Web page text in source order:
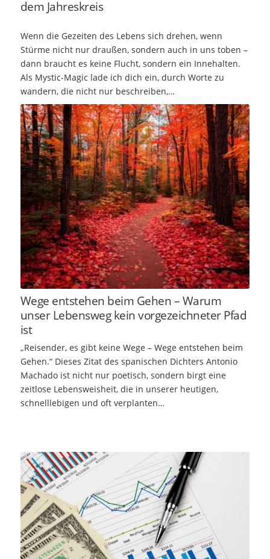
dem Jahreskreis
Wenn die Gezeiten des Lebens sich drehen, wenn
Stürme nicht nur draußen, sondern auch in uns toben –
dann braucht es keine Flucht, sondern ein Innehalten.
Als Mystic-Magic lade ich dich ein, durch Worte zu
wandern, die nicht nur beschreiben,…
Wege entstehen beim Gehen – Warum
unser Lebensweg kein vorgezeichneter Pfad
ist
„Reisender, es gibt keine Wege – Wege entstehen beim
Gehen.“ Dieses Zitat des spanischen Dichters Antonio
Machado ist nicht nur poetisch, sondern birgt eine
zeitlose Lebensweisheit, die in unserer heutigen,
schnelllebigen und oft verplanten…